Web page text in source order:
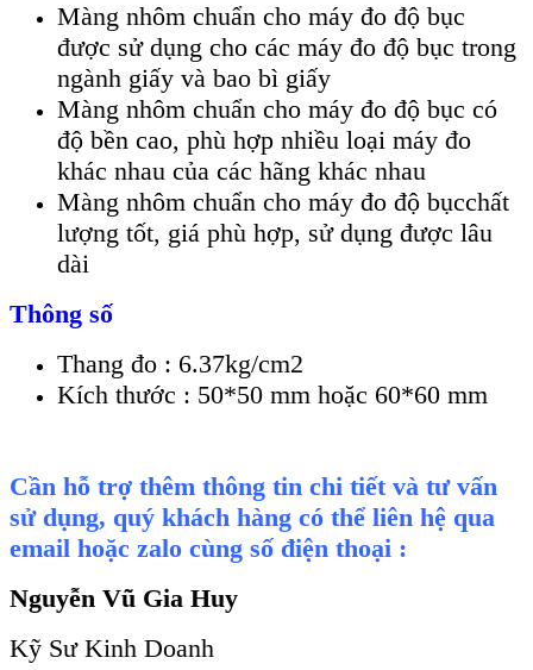
Màng nhôm chuẩn cho máy đo độ bục
được sử dụng cho các máy đo độ bục trong
ngành giấy và bao bì giấy
Màng nhôm chuẩn cho máy đo độ bục có
độ bền cao, phù hợp nhiều loại máy đo
khác nhau của các hãng khác nhau
Màng nhôm chuẩn cho máy đo độ bụcchất
lượng tốt, giá phù hợp, sử dụng được lâu
dài
Thông số
Thang đo : 6.37kg/cm2
Kích thước : 50*50 mm hoặc 60*60 mm
Cần hỗ trợ thêm thông tin chi tiết và tư vấn
sử dụng, quý khách hàng có thể liên hệ qua
email hoặc zalo cùng số điện thoại :
Nguyễn Vũ Gia Huy
Kỹ Sư Kinh Doanh